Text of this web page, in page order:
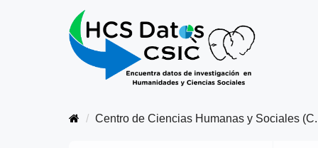
Centro de Ciencias Humanas y Sociales